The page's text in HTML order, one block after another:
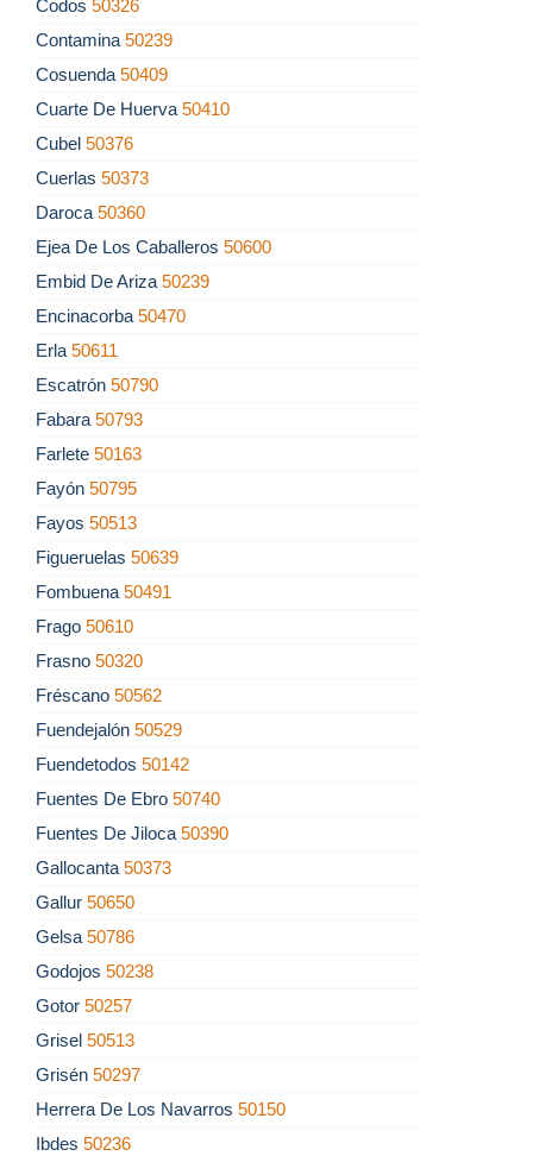
Codos 50326
Contamina 50239
Cosuenda 50409
Cuarte De Huerva 50410
Cubel 50376
Cuerlas 50373
Daroca 50360
Ejea De Los Caballeros 50600
Embid De Ariza 50239
Encinacorba 50470
Erla 50611
Escatrón 50790
Fabara 50793
Farlete 50163
Fayón 50795
Fayos 50513
Figueruelas 50639
Fombuena 50491
Frago 50610
Frasno 50320
Fréscano 50562
Fuendejalón 50529
Fuendetodos 50142
Fuentes De Ebro 50740
Fuentes De Jiloca 50390
Gallocanta 50373
Gallur 50650
Gelsa 50786
Godojos 50238
Gotor 50257
Grisel 50513
Grisén 50297
Herrera De Los Navarros 50150
Ibdes 50236